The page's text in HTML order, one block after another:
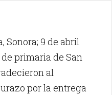
Sonora; 9 de abril
primaria de San
al
por la entrega